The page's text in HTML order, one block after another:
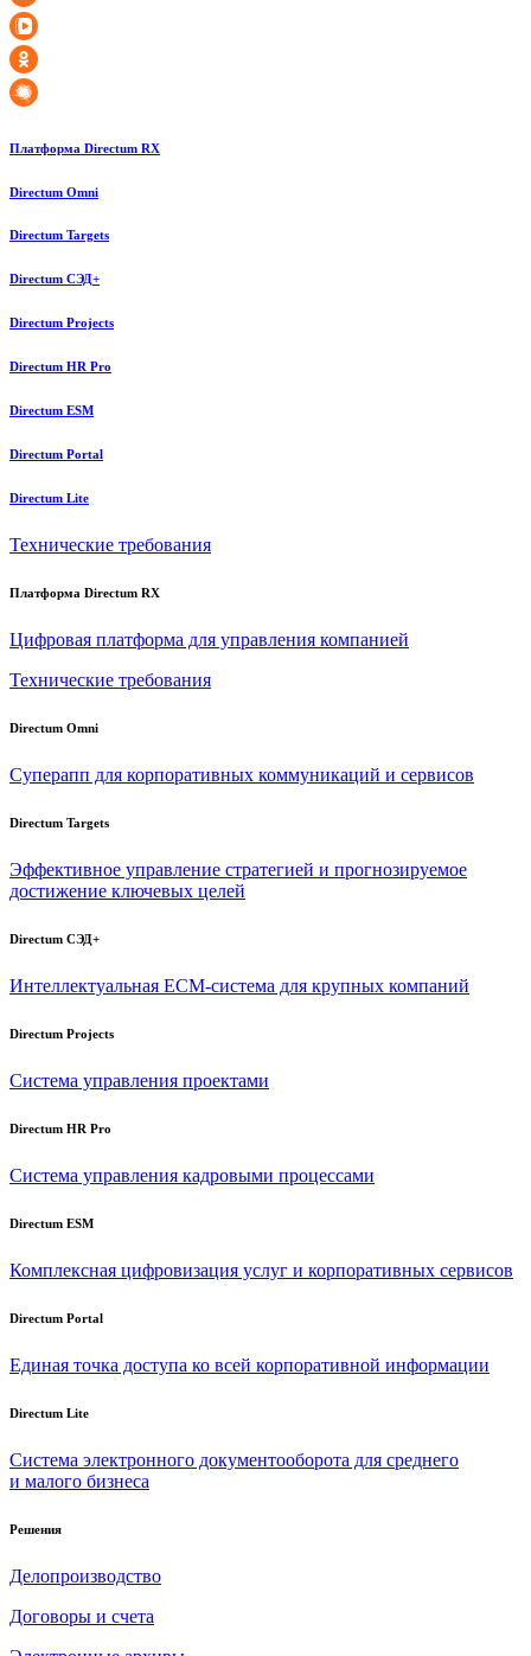
Платформа Directum RX
Directum Omni
Directum Targets
Directum СЭД+
Directum Projects
Directum HR Pro
Directum ESM
Directum Portal
Directum Lite
Технические требования
Платформа Directum RX
Цифровая платформа для управления компанией
Технические требования
Directum Omni
Суперапп для корпоративных коммуникаций и сервисов
Directum Targets
Эффективное управление стратегией и прогнозируемое
достижение ключевых целей
Directum СЭД+
Интеллектуальная ECM-система для крупных компаний
Directum Projects
Система управления проектами
Directum HR Pro
Система управления кадровыми процессами
Directum ESM
Комплексная цифровизация услуг и корпоративных сервисов
Directum Portal
Единая точка доступа ко всей корпоративной информации
Directum Lite
Система электронного документооборота для среднего
и малого бизнеса
Решения
Делопроизводство
Договоры и счета